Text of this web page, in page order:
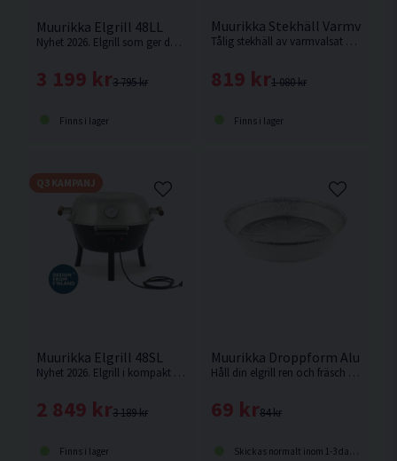
Muurikka Elgrill 48LL
Nyhet 2026. Elgrill som ger den klassiska grillkänslan på balkong eller terrass.
3 795 kr
3 199 kr
Finns i lager
Muurikka Stekhäll Varmvalsat
Tålig stekhäll av varmvalsat stål som passar på gasolbrännare, elgrill eller över öppen eld.
1 080 kr
819 kr
Finns i lager
Muurikka Elgrill 48SL
Nyhet 2026. Elgrill i kompakt bordsmodell som ger klassisk grillkänsla oavsett var du befinner dig.
3 189 kr
2 849 kr
Finns i lager
Q3 KAMPANJ
Muurikka Droppform
Håll din elgrill ren och fräsch med droppform i aluminium.
84 kr
69 kr
Skickas normalt inom 1-3 dagar